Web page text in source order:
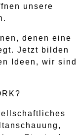
unsere
denen eine
Jetzt bilden
Ideen, wir sind